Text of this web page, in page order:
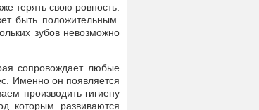
терять свою ровность.
быть положительным.
зубов невозможно
сопровождает любые
Именно он появляется
производить гигиену
которым развиваются